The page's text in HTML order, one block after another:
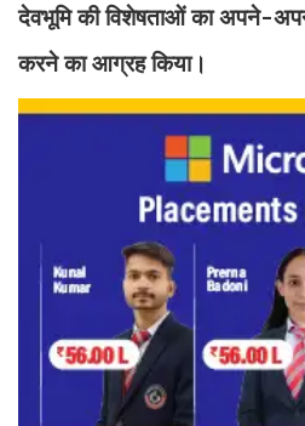
देवभूमि की विशेषताओं का अपने-
करने का आग्रह किया।